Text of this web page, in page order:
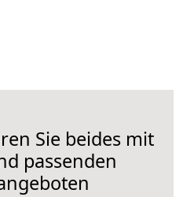
Sie beides mit
passenden